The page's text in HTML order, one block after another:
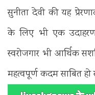
सुनीता देवी की यह
के लिए भी एक
स्वरोजगार भी आर्थिक
महत्वपूर्ण कदम साबित हो